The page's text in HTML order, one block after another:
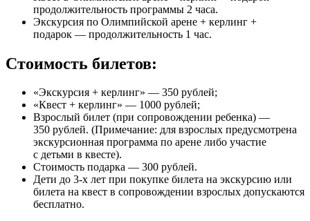
продолжительность программы 2 часа.
Экскурсия по Олимпийской арене + керлинг +
подарок — продолжительность 1 час.
Стоимость билетов:
«Экскурсия + керлинг» — 350 рублей;
«Квест + керлинг» — 1000 рублей;
Взрослый билет (при сопровождении ребенка) —
350 рублей. (Примечание: для взрослых предусмотрена
экскурсионная программа по арене либо участие
с детьми в квесте).
Стоимость подарка — 300 рублей.
Дети до 3-х лет при покупке билета на экскурсию или
билета на квест в сопровождении взрослых допускаются
бесплатно.